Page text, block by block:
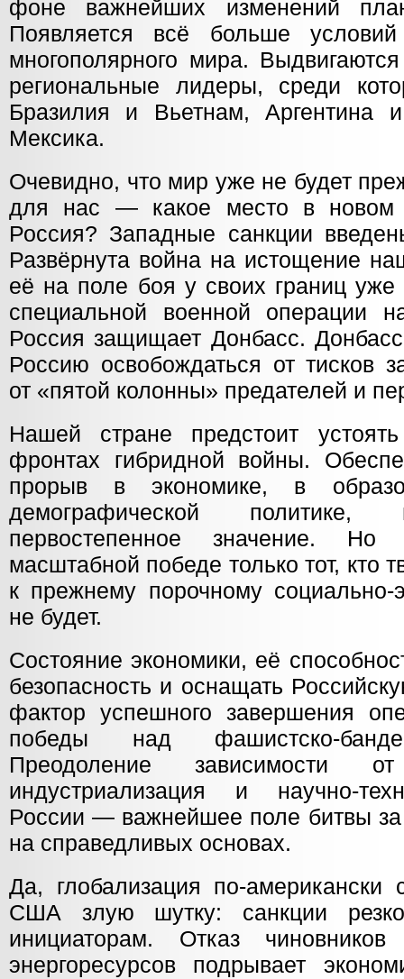
фоне важнейших изменений
Появляется всё больше
многополярного мира.
региональные лидеры, среди
Бразилия и Вьетнам, Аргентина
Мексика.
Очевидно, что мир уже не будет
для нас — какое место в новом
Россия? Западные санкции
Развёрнута война на истощение
её на поле боя у своих границ уже
специальной военной операции
Россия защищает Донбасс.
Россию освобождаться от тисков
от «пятой колонны» предателей и
Нашей стране предстоит
фронтах гибридной войны.
прорыв в экономике, в
демографической
первостепенное значение.
масштабной победе только тот, кто
к прежнему порочному социально-
не будет.
Состояние экономики, её
безопасность и оснащать
фактор успешного завершения
победы над фашистско-
Преодоление зависимости
индустриализация и научно-
России — важнейшее поле битвы за
на справедливых основах.
Да, глобализация по-
США злую шутку: санкции
инициаторам. Отказ
энергоресурсов подрывает